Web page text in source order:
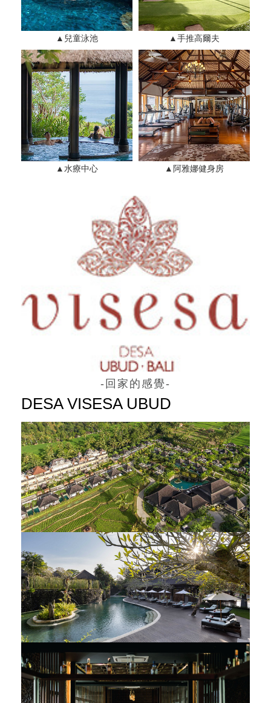
▲兒童泳池 ▲手推高爾夫
▲水療中心 ▲阿雅娜健身房
-回家的感覺-
DESA VISESA UBUD